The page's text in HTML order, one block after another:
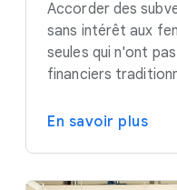
Accorder des
sans intérêt aux
seules qui n'ont
financiers
En savoir plus